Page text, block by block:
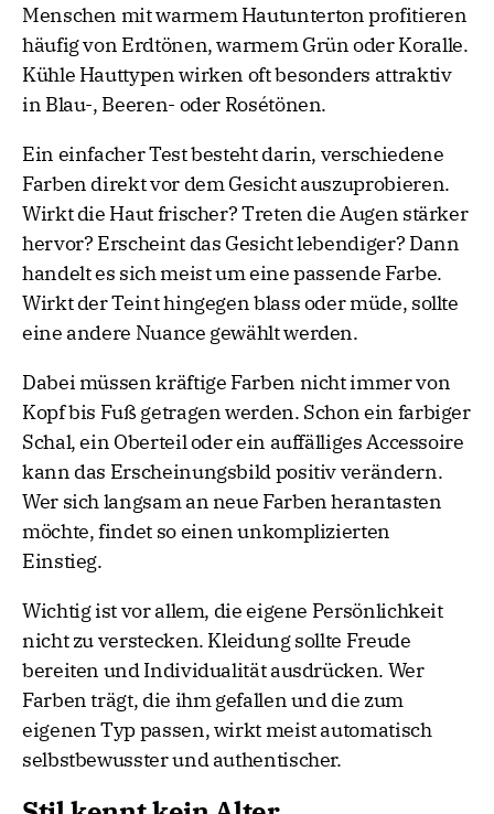
Menschen mit warmem Hautunterton profitieren
häufig von Erdtönen, warmem Grün oder Koralle.
Kühle Hauttypen wirken oft besonders attraktiv
in Blau-, Beeren- oder Rosétönen.
Ein einfacher Test besteht darin, verschiedene
Farben direkt vor dem Gesicht auszuprobieren.
Wirkt die Haut frischer? Treten die Augen stärker
hervor? Erscheint das Gesicht lebendiger? Dann
handelt es sich meist um eine passende Farbe.
Wirkt der Teint hingegen blass oder müde, sollte
eine andere Nuance gewählt werden.
Dabei müssen kräftige Farben nicht immer von
Kopf bis Fuß getragen werden. Schon ein farbiger
Schal, ein Oberteil oder ein auffälliges Accessoire
kann das Erscheinungsbild positiv verändern.
Wer sich langsam an neue Farben herantasten
möchte, findet so einen unkomplizierten
Einstieg.
Wichtig ist vor allem, die eigene Persönlichkeit
nicht zu verstecken. Kleidung sollte Freude
bereiten und Individualität ausdrücken. Wer
Farben trägt, die ihm gefallen und die zum
eigenen Typ passen, wirkt meist automatisch
selbstbewusster und authentischer.